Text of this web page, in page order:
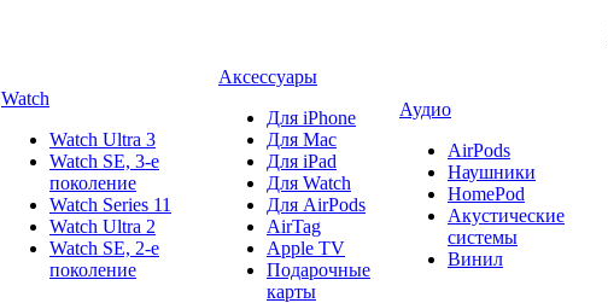
Watch
Watch Ultra 3
Watch SE, 3-е
поколение
Watch Series 11
Watch Ultra 2
Watch SE, 2-е
поколение
Аксессуары
Для iPhone
Для Mac
Для iPad
Для Watch
Для AirPods
AirTag
Apple TV
Подарочные
карты
Аудио
AirPods
Наушники
HomePod
Акустические
системы
Винил